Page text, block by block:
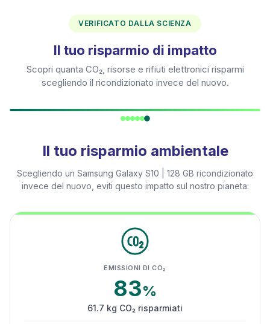
VERIFICATO DALLA SCIENZA
Il tuo risparmio di impatto
Scopri quanta CO₂, risorse e rifiuti elettronici risparmi
scegliendo il ricondizionato invece del nuovo.
Il tuo risparmio ambientale
Scegliendo un Samsung Galaxy S10 | 128 GB ricondizionato
invece del nuovo, eviti questo impatto sul nostro pianeta:
EMISSIONI DI CO₂
83%
61.7 kg CO₂ risparmiati